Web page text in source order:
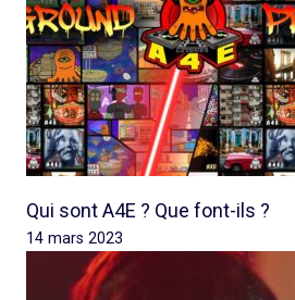
Qui sont A4E ? Que font-ils ?
14 mars 2023